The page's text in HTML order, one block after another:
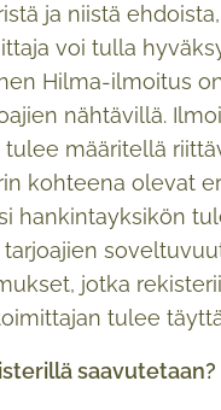
ja niistä
voi tulla
Hilma-ilmoitus
nähtävillä.
määritellä
kohteena olevat
hankintayksikön
jotka
tulee
saavutetaan?